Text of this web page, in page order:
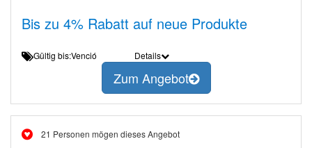
Bis zu 4% Rabatt auf neue Produkte
Gültig bis:Venció Details
Zum Angebot
21 Personen mögen dieses Angebot